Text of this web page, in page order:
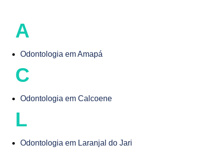
A
Odontologia em Amapá
C
Odontologia em Calcoene
L
Odontologia em Laranjal do Jari